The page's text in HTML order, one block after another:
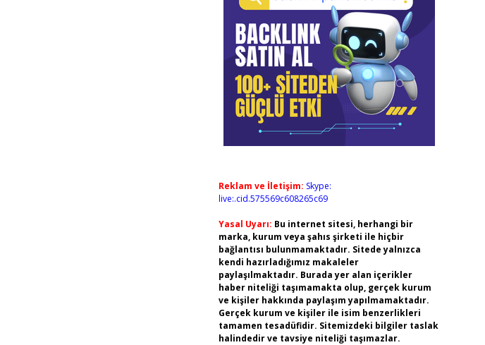
Reklam ve İletişim: Skype:
live:.cid.575569c608265c69
Yasal Uyarı: Bu internet sitesi, herhangi bir
marka, kurum veya şahıs şirketi ile hiçbir
bağlantısı bulunmamaktadır. Sitede yalnızca
kendi hazırladığımız makaleler
paylaşılmaktadır. Burada yer alan içerikler
haber niteliği taşımamakta olup, gerçek kurum
ve kişiler hakkında paylaşım yapılmamaktadır.
Gerçek kurum ve kişiler ile isim benzerlikleri
tamamen tesadüfidir. Sitemizdeki bilgiler taslak
halindedir ve tavsiye niteliği taşımazlar.